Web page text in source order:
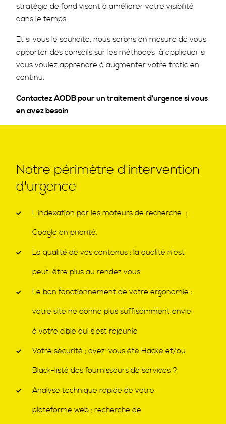
stratégie de fond visant à améliorer votre visibilité
dans le temps.
Et si vous le souhaite, nous serons en mesure de vous
apporter des conseils sur les méthodes à appliquer si
vous voulez apprendre à augmenter votre trafic en
continu.
Contactez AODB pour un traitement d'urgence si vous
en avez besoin
Notre périmètre d'intervention
d'urgence
L'indexation par les moteurs de recherche :
Google en priorité.
La qualité de vos contenus : la qualité n'est
peut-être plus au rendez vous.
Le bon fonctionnement de votre ergonomie :
votre site ne donne plus suffisamment envie
à votre cible qui s'est rajeunie
Votre sécurité ; avez-vous été Hacké et/ou
Black-listé des fournisseurs de services ?
Analyse technique rapide de votre
plateforme web : recherche de